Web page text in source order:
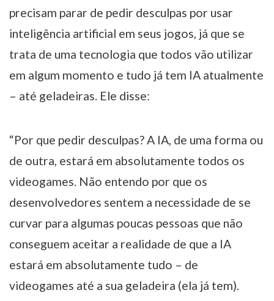
precisam parar de pedir desculpas por usar
inteligência artificial em seus jogos, já que se
trata de uma tecnologia que todos vão utilizar
em algum momento e tudo já tem IA atualmente
– até geladeiras. Ele disse:
“Por que pedir desculpas? A IA, de uma forma ou
de outra, estará em absolutamente todos os
videogames. Não entendo por que os
desenvolvedores sentem a necessidade de se
curvar para algumas poucas pessoas que não
conseguem aceitar a realidade de que a IA
estará em absolutamente tudo – de
videogames até a sua geladeira (ela já tem).